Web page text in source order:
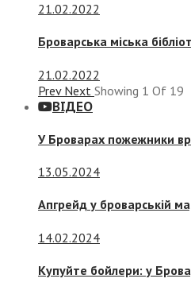
21.02.2022
Броварська міська
21.02.2022
Prev Next Showing 1 Of 19
ВІДЕО
У Броварах пожежники
13.05.2024
Апгрейд у броварській
14.02.2024
Купуйте бойлери: у